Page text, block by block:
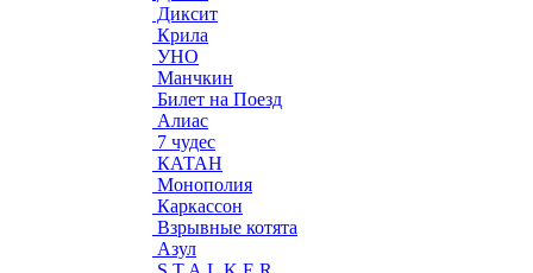
Диксит
Крила
УНО
Манчкин
Билет на Поезд
Алиас
7 чудес
КАТАН
Монополия
Каркассон
Взрывные котята
Азул